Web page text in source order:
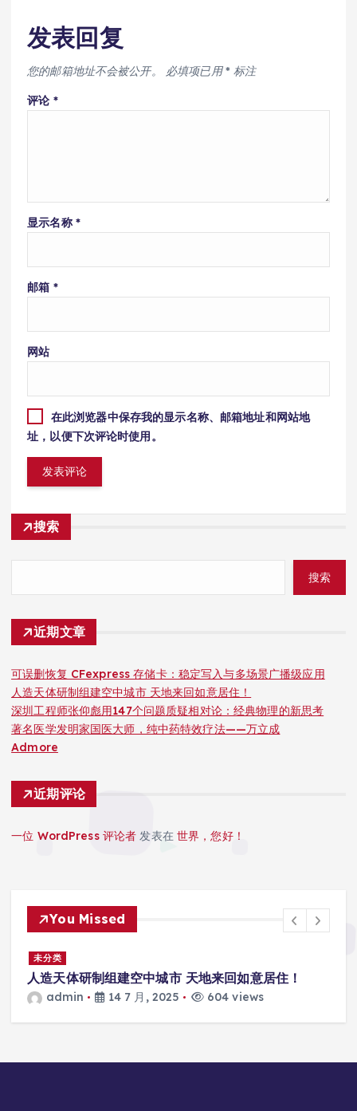
发表回复
您的邮箱地址不会被公开。 必填项已用* 标注
评论 *
显示名称 *
邮箱 *
网站
在此浏览器中保存我的显示名称、邮箱地址和网站地
址，以便下次评论时使用。
搜索
搜索
近期文章
可误删恢复 CFexpress 存储卡：稳定写入与多场景广播级应用
人造天体研制组建空中城市 天地来回如意居住！
深圳工程师张仰彪用147个问题质疑相对论：经典物理的新思考
著名医学发明家国医大师，纯中药特效疗法——万立成
Admore
近期评论
一位 WordPress 评论者 发表在世界，您好！
You Missed
未分类
人造天体研制组建空中城市 天地来回如意居住！
admin 14 7 月, 2025 604 views